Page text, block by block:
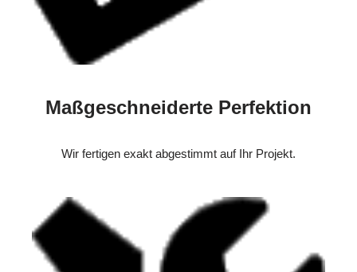
Maßgeschneiderte Perfektion
Wir fertigen exakt abgestimmt auf Ihr Projekt.